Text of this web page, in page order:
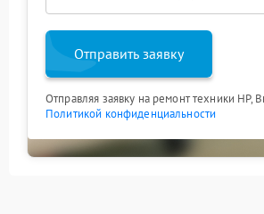
Отправить заявку
Отправляя заявку на ремонт техники HP,
Политикой конфиденциальности